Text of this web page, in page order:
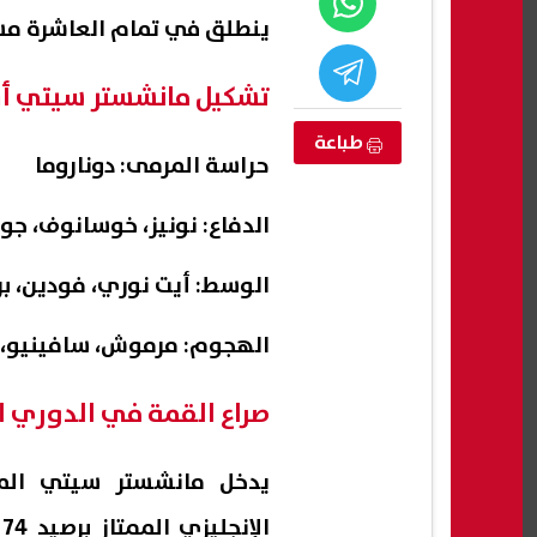
طباعة
ينطلق في تمام العاشرة
تشكيل مانشستر سيتي
حراسة المرمى: دوناروما
الدفاع: نونيز، خوسانوف،
الوسط: أيت نوري، فودين،
الهجوم: مرموش،
صراع القمة في الدوري
يدخل مانشستر سيتي
عاجل| تغير مفاجئ وارتفاع كبير في